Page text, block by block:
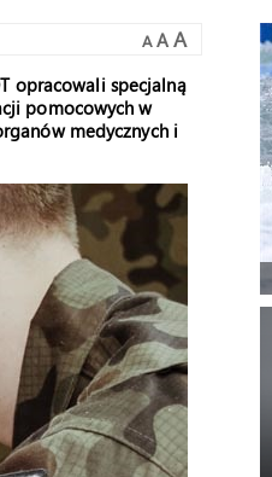
A A A
opracowali specjalną
pomocowych w
medycznych i